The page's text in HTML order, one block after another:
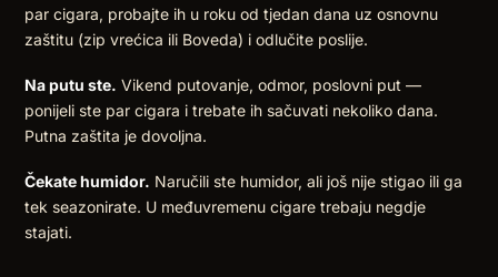
par cigara, probajte ih u roku od tjedan dana uz osnovnu
zaštitu (zip vrećica ili Boveda) i odlučite poslije.
Na putu ste. Vikend putovanje, odmor, poslovni put —
ponijeli ste par cigara i trebate ih sačuvati nekoliko dana.
Putna zaštita je dovoljna.
Čekate humidor. Naručili ste humidor, ali još nije stigao ili ga
tek seazonirate. U međuvremenu cigare trebaju negdje
stajati.